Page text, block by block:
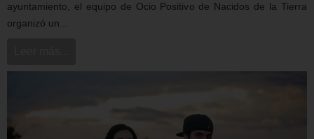
ayuntamiento, el equipo de Ocio Positivo de Nacidos de la Tierra
organizó un...